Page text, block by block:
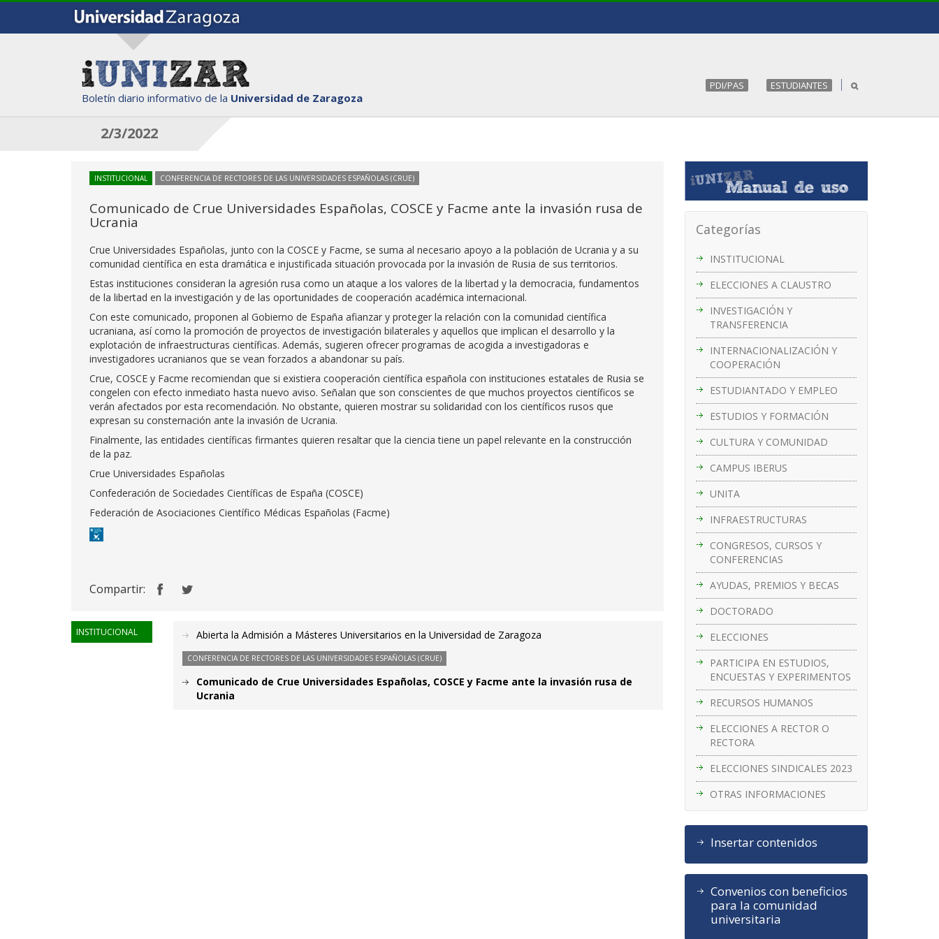
Boletín diario informativo de la Universidad de Zaragoza
PDI/PAS ESTUDIANTES
2/3/2022
Categorías
INSTITUCIONAL
ELECCIONES A CLAUSTRO
INVESTIGACIÓN Y
TRANSFERENCIA
INTERNACIONALIZACIÓN Y
COOPERACIÓN
ESTUDIANTADO Y EMPLEO
ESTUDIOS Y FORMACIÓN
CULTURA Y COMUNIDAD
CAMPUS IBERUS
UNITA
INFRAESTRUCTURAS
CONGRESOS, CURSOS Y
CONFERENCIAS
AYUDAS, PREMIOS Y BECAS
DOCTORADO
ELECCIONES
PARTICIPA EN ESTUDIOS,
ENCUESTAS Y EXPERIMENTOS
RECURSOS HUMANOS
ELECCIONES A RECTOR O
RECTORA
ELECCIONES SINDICALES 2023
OTRAS INFORMACIONES
Insertar contenidos
Convenios con beneficios
para la comunidad
universitaria
INSTITUCIONAL CONFERENCIA DE RECTORES DE LAS UNIVERSIDADES ESPAÑOLAS (CRUE)
Comunicado de Crue Universidades Españolas, COSCE y Facme ante la invasión rusa de
Ucrania
Crue Universidades Españolas, junto con la COSCE y Facme, se suma al necesario apoyo a la población de Ucrania y a su
comunidad científica en esta dramática e injustificada situación provocada por la invasión de Rusia de sus territorios.
Estas instituciones consideran la agresión rusa como un ataque a los valores de la libertad y la democracia, fundamentos
de la libertad en la investigación y de las oportunidades de cooperación académica internacional.
Con este comunicado, proponen al Gobierno de España afianzar y proteger la relación con la comunidad científica
ucraniana, así como la promoción de proyectos de investigación bilaterales y aquellos que implican el desarrollo y la
explotación de infraestructuras científicas. Además, sugieren ofrecer programas de acogida a investigadoras e
investigadores ucranianos que se vean forzados a abandonar su país.
Crue, COSCE y Facme recomiendan que si existiera cooperación científica española con instituciones estatales de Rusia se
congelen con efecto inmediato hasta nuevo aviso. Señalan que son conscientes de que muchos proyectos científicos se
verán afectados por esta recomendación. No obstante, quieren mostrar su solidaridad con los científicos rusos que
expresan su consternación ante la invasión de Ucrania.
Finalmente, las entidades científicas firmantes quieren resaltar que la ciencia tiene un papel relevante en la construcción
de la paz.
Crue Universidades Españolas
Confederación de Sociedades Científicas de España (COSCE)
Federación de Asociaciones Científico Médicas Españolas (Facme)
Compartir:
INSTITUCIONAL Abierta la Admisión a Másteres Universitarios en la Universidad de Zaragoza
CONFERENCIA DE RECTORES DE LAS UNIVERSIDADES ESPAÑOLAS (CRUE)
Comunicado de Crue Universidades Españolas, COSCE y Facme ante la invasión rusa de
Ucrania